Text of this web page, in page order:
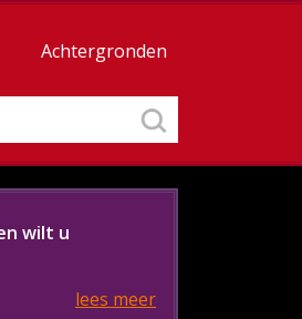
Achtergronden
wilt u
lees meer